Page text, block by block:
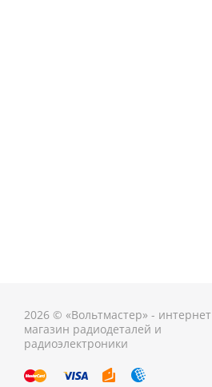
2026 © «Вольтмастер» - интернет
магазин радиодеталей и
радиоэлектроники